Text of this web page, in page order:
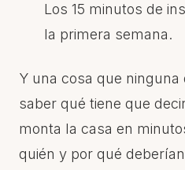
Los 15 minutos de
la primera semana.
Y una cosa que
saber qué tiene que
monta la casa en
quién y por qué